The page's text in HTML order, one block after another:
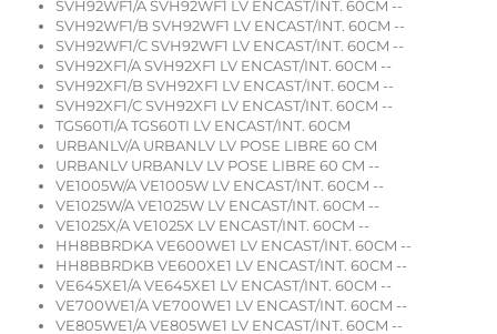
SVH92WF1/A SVH92WF1 LV ENCAST/INT. 60CM --
SVH92WF1/B SVH92WF1 LV ENCAST/INT. 60CM --
SVH92WF1/C SVH92WF1 LV ENCAST/INT. 60CM --
SVH92XF1/A SVH92XF1 LV ENCAST/INT. 60CM --
SVH92XF1/B SVH92XF1 LV ENCAST/INT. 60CM --
SVH92XF1/C SVH92XF1 LV ENCAST/INT. 60CM --
TGS60TI/A TGS60TI LV ENCAST/INT. 60CM
URBANLV/A URBANLV LV POSE LIBRE 60 CM
URBANLV URBANLV LV POSE LIBRE 60 CM --
VE1005W/A VE1005W LV ENCAST/INT. 60CM --
VE1025W/A VE1025W LV ENCAST/INT. 60CM --
VE1025X/A VE1025X LV ENCAST/INT. 60CM --
HH8BBRDKA VE600WE1 LV ENCAST/INT. 60CM --
HH8BBRDKB VE600XE1 LV ENCAST/INT. 60CM --
VE645XE1/A VE645XE1 LV ENCAST/INT. 60CM --
VE700WE1/A VE700WE1 LV ENCAST/INT. 60CM --
VE805WE1/A VE805WE1 LV ENCAST/INT. 60CM --